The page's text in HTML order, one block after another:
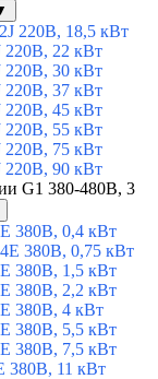
220В, 18,5 кВт
220В, 22 кВт
220В, 30 кВт
220В, 37 кВт
220В, 45 кВт
220В, 55 кВт
220В, 75 кВт
220В, 90 кВт
G1 380-480В, 3
380В, 0,4 кВт
380В, 0,75 кВт
380В, 1,5 кВт
380В, 2,2 кВт
380В, 4 кВт
380В, 5,5 кВт
380В, 7,5 кВт
380В, 11 кВт